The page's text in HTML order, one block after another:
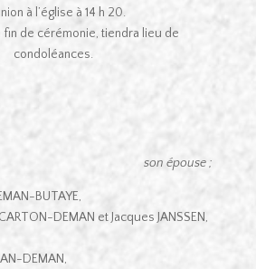
à l’église à 14 h 20.
fin de cérémonie, tiendra lieu de
condoléances.
son épouse ;
BUTAYE,
DEMAN et Jacques JANSSEN,
DEMAN,